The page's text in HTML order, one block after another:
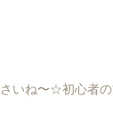
いね〜☆初心者の